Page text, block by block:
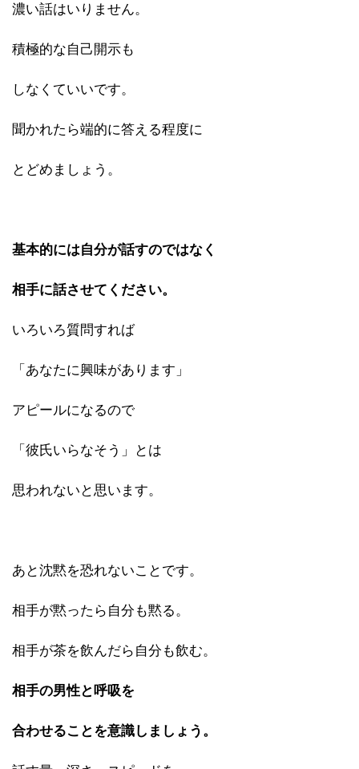
濃い話はいりません。
積極的な自己開示も
しなくていいです。
聞かれたら端的に答える程度に
とどめましょう。
基本的には自分が話すのではなく
相手に話させてください。
いろいろ質問すれば
「あなたに興味があります」
アピールになるので
「彼氏いらなそう」とは
思われないと思います。
あと沈黙を恐れないことです。
相手が黙ったら自分も黙る。
相手が茶を飲んだら自分も飲む。
相手の男性と呼吸を
合わせることを意識しましょう。